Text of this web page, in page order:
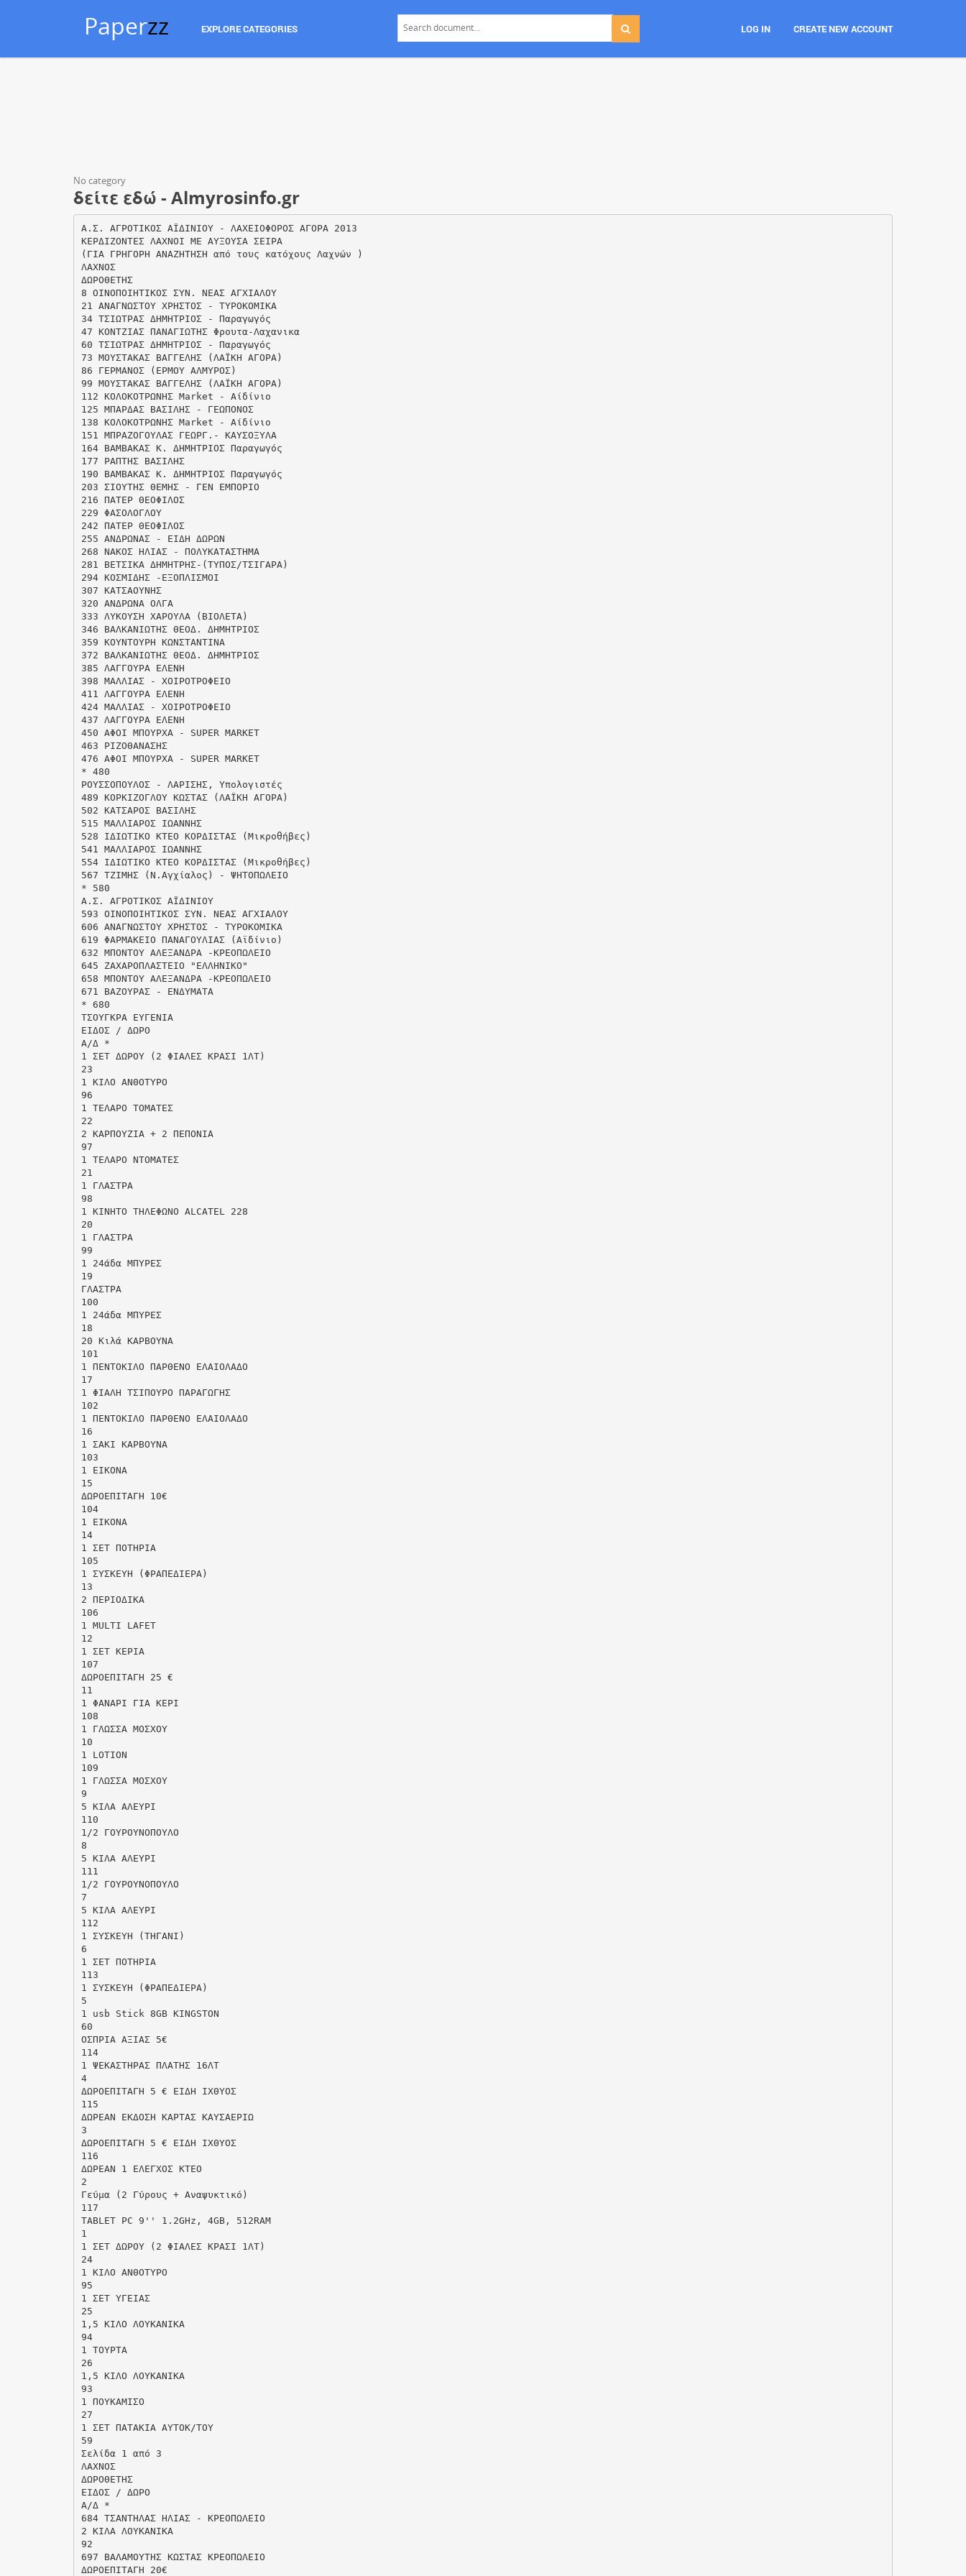
Paperzz EXPLORE CATEGORIES LOG IN CREATE NEW ACCOUNT
No category
δείτε εδώ - Almyrosinfo.gr
Α.Σ. ΑΓΡΟΤΙΚΟΣ ΑΪΔΙΝΙΟΥ - ΛΑΧΕΙΟΦΟΡΟΣ ΑΓΟΡΑ 2013
ΚΕΡΔΙΖΟΝΤΕΣ ΛΑΧΝΟΙ ΜΕ ΑΥΞΟΥΣΑ ΣΕΙΡΑ
(ΓΙΑ ΓΡΗΓΟΡΗ ΑΝΑΖΗΤΗΣΗ από τους κατόχους Λαχνών )
ΛΑΧΝΟΣ
ΔΩΡΟΘΕΤΗΣ
8 ΟΙΝΟΠΟΙΗΤΙΚΟΣ ΣΥΝ. ΝΕΑΣ ΑΓΧΙΑΛΟΥ
21 ΑΝΑΓΝΩΣΤΟΥ ΧΡΗΣΤΟΣ - ΤΥΡΟΚΟΜΙΚΑ
34 ΤΣΙΩΤΡΑΣ ΔΗΜΗΤΡΙΟΣ - Παραγωγός
47 ΚΟΝΤΖΙΑΣ ΠΑΝΑΓΙΩΤΗΣ Φρουτα-Λαχανικα
60 ΤΣΙΩΤΡΑΣ ΔΗΜΗΤΡΙΟΣ - Παραγωγός
73 ΜΟΥΣΤΑΚΑΣ ΒΑΓΓΕΛΗΣ (ΛΑΪΚΗ ΑΓΟΡΑ)
86 ΓΕΡΜΑΝΟΣ (ΕΡΜΟΥ ΑΛΜΥΡΟΣ)
99 ΜΟΥΣΤΑΚΑΣ ΒΑΓΓΕΛΗΣ (ΛΑΪΚΗ ΑΓΟΡΑ)
112 ΚΟΛΟΚΟΤΡΩΝΗΣ Market - Αίδίνιο
125 ΜΠΑΡΔΑΣ ΒΑΣΙΛΗΣ - ΓΕΩΠΟΝΟΣ
138 ΚΟΛΟΚΟΤΡΩΝΗΣ Market - Αίδίνιο
151 ΜΠΡΑΖΟΓΟΥΛΑΣ ΓΕΩΡΓ.- ΚΑΥΣΟΞΥΛΑ
164 ΒΑΜΒΑΚΑΣ Κ. ΔΗΜΗΤΡΙΟΣ Παραγωγός
177 ΡΑΠΤΗΣ ΒΑΣΙΛΗΣ
190 ΒΑΜΒΑΚΑΣ Κ. ΔΗΜΗΤΡΙΟΣ Παραγωγός
203 ΣΙΟΥΤΗΣ ΘΕΜΗΣ - ΓΕΝ ΕΜΠΟΡΙΟ
216 ΠΑΤΕΡ ΘΕΟΦΙΛΟΣ
229 ΦΑΣΟΛΟΓΛΟΥ
242 ΠΑΤΕΡ ΘΕΟΦΙΛΟΣ
255 ΑΝΔΡΩΝΑΣ - ΕΙΔΗ ΔΩΡΩΝ
268 ΝΑΚΟΣ ΗΛΙΑΣ - ΠΟΛΥΚΑΤΑΣΤΗΜΑ
281 ΒΕΤΣΙΚΑ ΔΗΜΗΤΡΗΣ-(ΤΥΠΟΣ/ΤΣΙΓΑΡΑ)
294 ΚΟΣΜΙΔΗΣ -ΕΞΟΠΛΙΣΜΟΙ
307 ΚΑΤΣΑΟΥΝΗΣ
320 ΑΝΔΡΩΝΑ ΟΛΓΑ
333 ΛΥΚΟΥΣΗ ΧΑΡΟΥΛΑ (ΒΙΟΛΕΤΑ)
346 ΒΑΛΚΑΝΙΩΤΗΣ ΘΕΟΔ. ΔΗΜΗΤΡΙΟΣ
359 ΚΟΥΝΤΟΥΡΗ ΚΩΝΣΤΑΝΤΙΝΑ
372 ΒΑΛΚΑΝΙΩΤΗΣ ΘΕΟΔ. ΔΗΜΗΤΡΙΟΣ
385 ΛΑΓΓΟΥΡΑ ΕΛΕΝΗ
398 ΜΑΛΛΙΑΣ - ΧΟΙΡΟΤΡΟΦΕΙΟ
411 ΛΑΓΓΟΥΡΑ ΕΛΕΝΗ
424 ΜΑΛΛΙΑΣ - ΧΟΙΡΟΤΡΟΦΕΙΟ
437 ΛΑΓΓΟΥΡΑ ΕΛΕΝΗ
450 ΑΦΟΙ ΜΠΟΥΡΧΑ - SUPER MARKET
463 ΡΙΖΟΘΑΝΑΣΗΣ
476 ΑΦΟΙ ΜΠΟΥΡΧΑ - SUPER MARKET
* 480
ΡΟΥΣΣΟΠΟΥΛΟΣ - ΛΑΡΙΣΗΣ, Υπολογιστές
489 ΚΟΡΚΙΖΟΓΛΟΥ ΚΩΣΤΑΣ (ΛΑΪΚΗ ΑΓΟΡΑ)
502 ΚΑΤΣΑΡΟΣ ΒΑΣΙΛΗΣ
515 ΜΑΛΛΙΑΡΟΣ ΙΩΑΝΝΗΣ
528 ΙΔΙΩΤΙΚΟ ΚΤΕΟ ΚΟΡΔΙΣΤΑΣ (Μικροθήβες)
541 ΜΑΛΛΙΑΡΟΣ ΙΩΑΝΝΗΣ
554 ΙΔΙΩΤΙΚΟ ΚΤΕΟ ΚΟΡΔΙΣΤΑΣ (Μικροθήβες)
567 ΤΖΙΜΗΣ (Ν.Αγχίαλος) - ΨΗΤΟΠΩΛΕΙΟ
* 580
Α.Σ. ΑΓΡΟΤΙΚΟΣ ΑΪΔΙΝΙΟΥ
593 ΟΙΝΟΠΟΙΗΤΙΚΟΣ ΣΥΝ. ΝΕΑΣ ΑΓΧΙΑΛΟΥ
606 ΑΝΑΓΝΩΣΤΟΥ ΧΡΗΣΤΟΣ - ΤΥΡΟΚΟΜΙΚΑ
619 ΦΑΡΜΑΚΕΙΟ ΠΑΝΑΓΟΥΛΙΑΣ (Αϊδίνιο)
632 ΜΠΟΝΤΟΥ ΑΛΕΞΑΝΔΡΑ -ΚΡΕΟΠΩΛΕΙΟ
645 ΖΑΧΑΡΟΠΛΑΣΤΕΙΟ "ΕΛΛΗΝΙΚΟ"
658 ΜΠΟΝΤΟΥ ΑΛΕΞΑΝΔΡΑ -ΚΡΕΟΠΩΛΕΙΟ
671 ΒΑΖΟΥΡΑΣ - ΕΝΔΥΜΑΤΑ
* 680
ΤΣΟΥΓΚΡΑ ΕΥΓΕΝΙΑ
ΕΙΔΟΣ / ΔΩΡΟ
Α/Δ *
1 ΣΕΤ ΔΩΡΟΥ (2 ΦΙΑΛΕΣ ΚΡΑΣΙ 1ΛΤ)
23
1 ΚΙΛΟ ΑΝΘΟΤΥΡΟ
96
1 ΤΕΛΑΡΟ ΤΟΜΑΤΕΣ
22
2 ΚΑΡΠΟΥΖΙΑ + 2 ΠΕΠΟΝΙΑ
97
1 ΤΕΛΑΡΟ ΝΤΟΜΑΤΕΣ
21
1 ΓΛΑΣΤΡΑ
98
1 ΚIΝΗΤΟ ΤΗΛΕΦΩΝΟ ALCATEL 228
20
1 ΓΛΑΣΤΡΑ
99
1 24άδα ΜΠΥΡΕΣ
19
ΓΛΑΣΤΡΑ
100
1 24άδα ΜΠΥΡΕΣ
18
20 Κιλά ΚΑΡΒΟΥΝΑ
101
1 ΠΕΝΤΟΚΙΛΟ ΠΑΡΘΕΝΟ ΕΛΑΙΟΛΑΔΟ
17
1 ΦΙΑΛΗ ΤΣΙΠΟΥΡΟ ΠΑΡΑΓΩΓΗΣ
102
1 ΠΕΝΤΟΚΙΛΟ ΠΑΡΘΕΝΟ ΕΛΑΙΟΛΑΔΟ
16
1 ΣΑΚΙ ΚΑΡΒΟΥΝΑ
103
1 ΕΙΚΟΝΑ
15
ΔΩΡΟΕΠΙΤΑΓΗ 10€
104
1 ΕΙΚΟΝΑ
14
1 ΣΕΤ ΠΟΤΗΡΙΑ
105
1 ΣΥΣΚΕΥΗ (ΦΡΑΠΕΔΙΕΡΑ)
13
2 ΠΕΡΙΟΔΙΚΑ
106
1 MULTI LAFET
12
1 ΣΕΤ ΚΕΡΙΑ
107
ΔΩΡΟΕΠΙΤΑΓΗ 25 €
11
1 ΦΑΝΑΡΙ ΓΙΑ ΚΕΡΙ
108
1 ΓΛΩΣΣΑ ΜΟΣΧΟΥ
10
1 LOTION
109
1 ΓΛΩΣΣΑ ΜΟΣΧΟΥ
9
5 ΚΙΛΑ ΑΛΕΥΡΙ
110
1/2 ΓΟΥΡΟΥΝΟΠΟΥΛΟ
8
5 ΚΙΛΑ ΑΛΕΥΡΙ
111
1/2 ΓΟΥΡΟΥΝΟΠΟΥΛΟ
7
5 ΚΙΛΑ ΑΛΕΥΡΙ
112
1 ΣΥΣΚΕΥΗ (ΤΗΓΑΝΙ)
6
1 ΣΕΤ ΠΟΤΗΡΙΑ
113
1 ΣΥΣΚΕΥΗ (ΦΡΑΠΕΔΙΕΡΑ)
5
1 usb Stick 8GB KINGSTON
60
ΟΣΠΡΙΑ ΑΞΙΑΣ 5€
114
1 ΨΕΚΑΣΤΗΡΑΣ ΠΛΑΤΗΣ 16ΛΤ
4
ΔΩΡΟΕΠΙΤΑΓΗ 5 € ΕΙΔΗ ΙΧΘΥΟΣ
115
ΔΩΡΕΑΝ ΕΚΔΟΣΗ ΚΑΡΤΑΣ ΚΑΥΣΑΕΡΙΩ
3
ΔΩΡΟΕΠΙΤΑΓΗ 5 € ΕΙΔΗ ΙΧΘΥΟΣ
116
ΔΩΡΕΑΝ 1 ΕΛΕΓΧΟΣ ΚΤΕΟ
2
Γεύμα (2 Γύρους + Αναψυκτικό)
117
TABLET PC 9'' 1.2GHz, 4GB, 512RAM
1
1 ΣΕΤ ΔΩΡΟΥ (2 ΦΙΑΛΕΣ ΚΡΑΣΙ 1ΛΤ)
24
1 ΚΙΛΟ ΑΝΘΟΤΥΡΟ
95
1 ΣΕΤ ΥΓΕΙΑΣ
25
1,5 ΚΙΛΟ ΛΟΥΚΑΝΙΚΑ
94
1 ΤΟΥΡΤΑ
26
1,5 ΚΙΛΟ ΛΟΥΚΑΝΙΚΑ
93
1 ΠΟΥΚΑΜΙΣΟ
27
1 ΣΕΤ ΠΑΤΑΚΙΑ ΑΥΤΟΚ/ΤΟΥ
59
Σελίδα 1 από 3
ΛΑΧΝΟΣ
ΔΩΡΟΘΕΤΗΣ
ΕΙΔΟΣ / ΔΩΡΟ
Α/Δ *
684 ΤΣΑΝΤΗΛΑΣ ΗΛΙΑΣ - ΚΡΕΟΠΩΛΕΙΟ
2 ΚΙΛΑ ΛΟΥΚΑΝΙΚΑ
92
697 ΒΑΛΑΜΟΥΤΗΣ ΚΩΣΤΑΣ ΚΡΕΟΠΩΛΕΙΟ
ΔΩΡΟΕΠΙΤΑΓΗ 20€